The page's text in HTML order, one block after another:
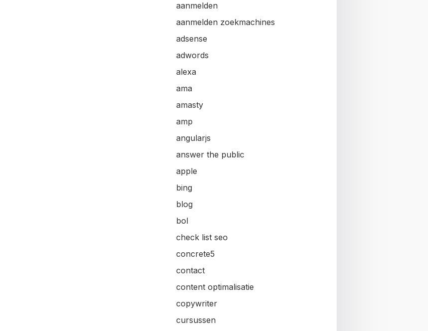
aanmelden
aanmelden zoekmachines
adsense
adwords
alexa
ama
amasty
amp
angularjs
answer the public
apple
bing
blog
bol
check list seo
concrete5
contact
content optimalisatie
copywriter
cursussen